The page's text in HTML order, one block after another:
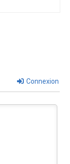
Connexion